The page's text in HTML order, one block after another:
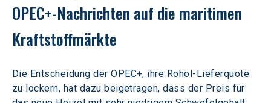
OPEC+-Nachrichten auf die maritimen
Kraftstoffmärkte
Die Entscheidung der OPEC+, ihre Rohöl-Lieferquote
zu lockern, hat dazu beigetragen, dass der Preis für